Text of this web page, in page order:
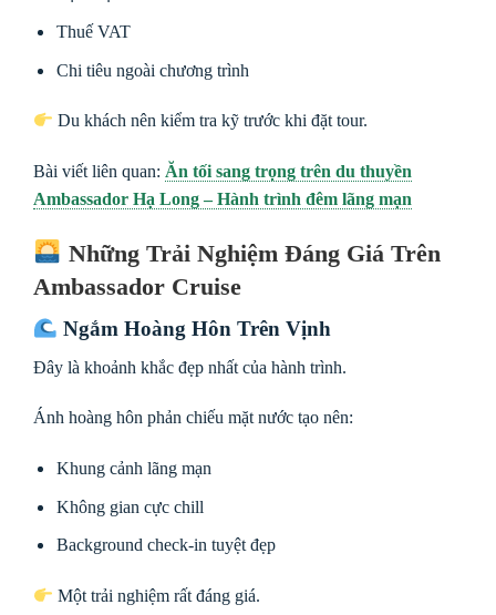
Thuế VAT
Chi tiêu ngoài chương trình
Du khách nên kiểm tra kỹ trước khi đặt tour.
Bài viết liên quan: Ăn tối sang trọng trên du thuyền
Ambassador Hạ Long – Hành trình đêm lãng mạn
Những Trải Nghiệm Đáng Giá Trên
Ambassador Cruise
Ngắm Hoàng Hôn Trên Vịnh
Đây là khoảnh khắc đẹp nhất của hành trình.
Ánh hoàng hôn phản chiếu mặt nước tạo nên:
Khung cảnh lãng mạn
Không gian cực chill
Background check-in tuyệt đẹp
Một trải nghiệm rất đáng giá.